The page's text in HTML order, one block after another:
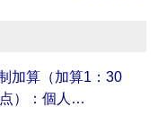
加算（加算1：30
）：個人…